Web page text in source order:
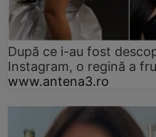
După ce i-au fost
Instagram, o regină a
www.antena3.ro